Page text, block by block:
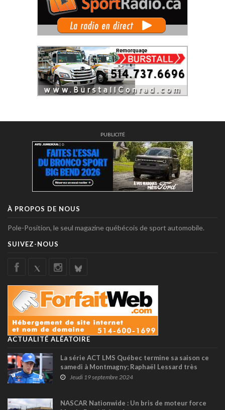
PUBLICITÉ
À PROPOS DE NOUS
Pole-Position, le seul magazine québécois de sport automobile.
SUIVEZ-NOUS
ACTUALITÉ ALÉATOIRE
La série ACT LMS Québec termine sa saison ce
samedi à Montmagny; Raphaël Lessard très
proche de récolter un second titre
Jeudi 19 septembre 2024
NASCAR Nationwide : Un bris de moteur force